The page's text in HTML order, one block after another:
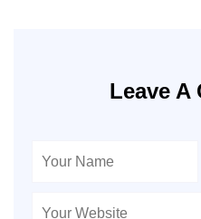
Leave A